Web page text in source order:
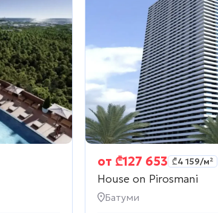
от ₾127 653 ₾4 159/м²
House on Pirosmani
Батуми